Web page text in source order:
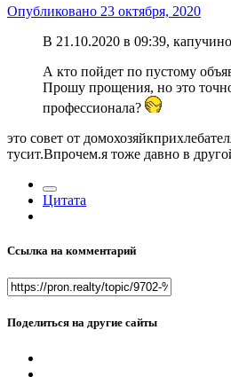
Опубликовано 23 октября, 2020
В 21.10.2020 в 09:39, капучино
А кто пойдет по пустому
Прошу прощения, но это
профессионала?
это совет от
тусит.Впрочем.я тоже давно в
Цитата
Ссылка на комментарий
Поделиться на другие сайты